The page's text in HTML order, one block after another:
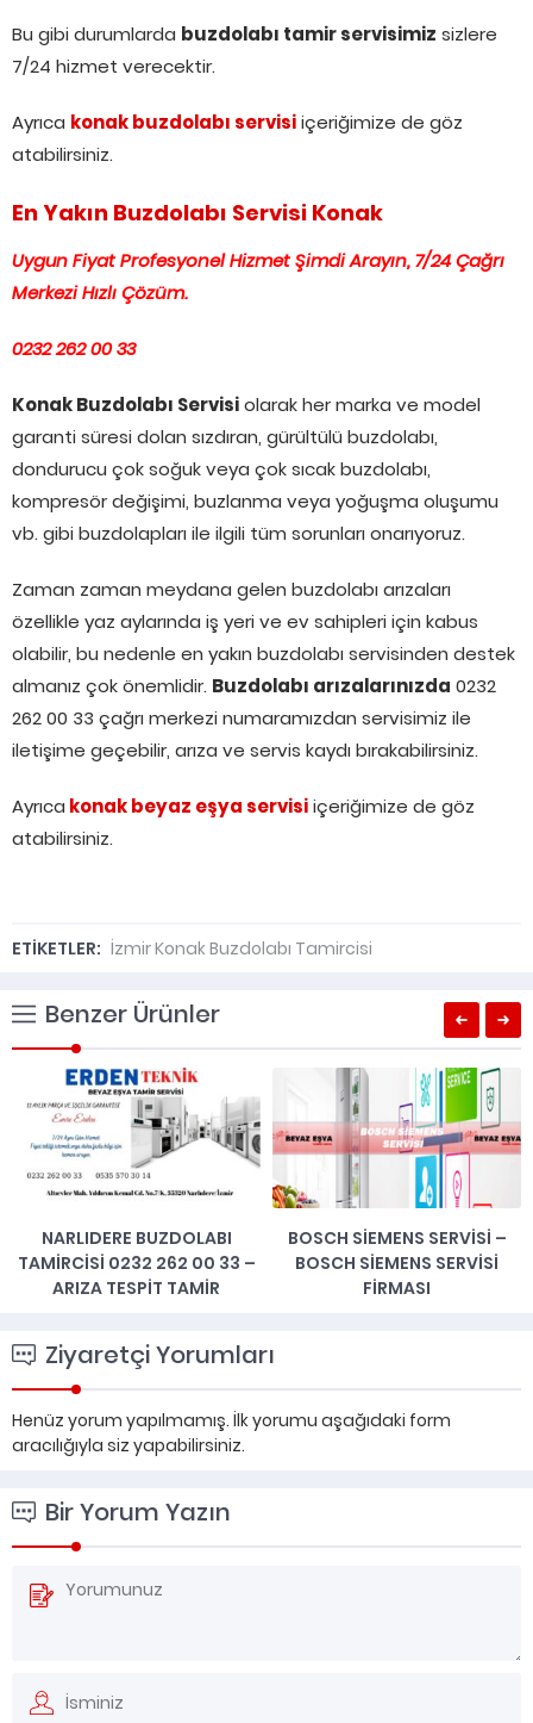
Bu gibi durumlarda buzdolabı tamir servisimiz sizlere
7/24 hizmet verecektir.
Ayrıca konak buzdolabı servisiiçeriğimize de göz
atabilirsiniz.
En Yakın Buzdolabı Servisi Konak
Uygun Fiyat Profesyonel Hizmet Şimdi Arayın, 7/24 Çağrı
Merkezi Hızlı Çözüm.
0232 262 00 33
Konak Buzdolabı Servisiolarak her marka ve model
garanti süresi dolan sızdıran, gürültülü buzdolabı,
dondurucu çok soğuk veya çok sıcak buzdolabı,
kompresör değişimi, buzlanma veya yoğuşma oluşumu
vb. gibi buzdolapları ile ilgili tüm sorunları onarıyoruz.
Zaman zaman meydana gelen buzdolabı arızaları
özellikle yaz aylarında iş yeri ve ev sahipleri için kabus
olabilir, bu nedenle en yakın buzdolabı servisinden destek
almanız çok önemlidir. Buzdolabı arızalarınızda 0232
262 00 33 çağrı merkezi numaramızdan servisimiz ile
iletişime geçebilir, arıza ve servis kaydı bırakabilirsiniz.
Ayrıca konak beyaz eşya servisiiçeriğimize de göz
atabilirsiniz.
ETİKETLER: İzmir Konak Buzdolabı Tamircisi
Benzer Ürünler
BOSCH SIEMENS SERVISI –
BOSCH SIEMENS SERVISI
FIRMASI
GAZIEMIR ARÇELIK TEKNIK
SERVISI 0232 262 00 33 –
ARIZADA AYNI GÜN SERVIS
Ziyaretçi Yorumları
Henüz yorum yapılmamış. İlk yorumu aşağıdaki form
aracılığıyla siz yapabilirsiniz.
Bir Yorum Yazın